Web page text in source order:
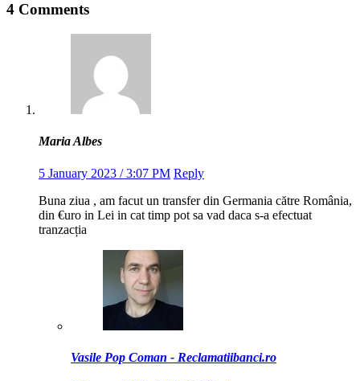
4 Comments
Maria Albes
5 January 2023 / 3:07 PM Reply
Buna ziua , am facut un transfer din Germania către România,
din €uro in Lei in cat timp pot sa vad daca s-a efectuat
tranzacția
Vasile Pop Coman - Reclamatiibanci.ro